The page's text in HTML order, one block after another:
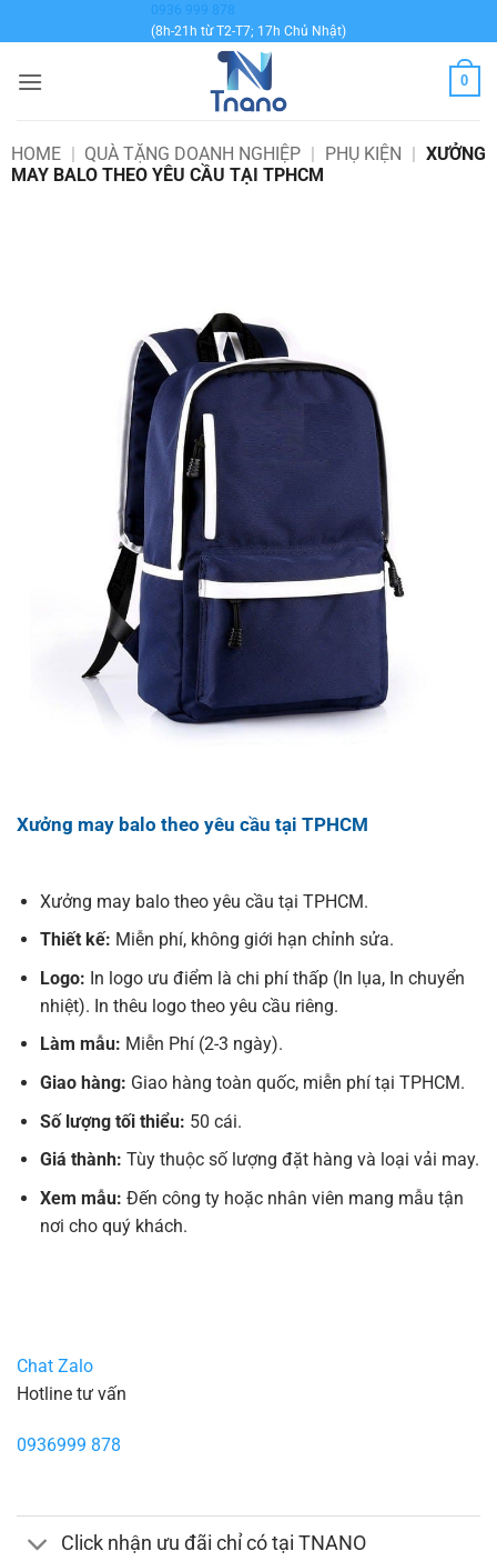
qua
dung
0936 999 878
(8h-21h từ T2-T7; 17h Chủ Nhật)
0
HOME | QUÀ TẶNG DOANH NGHIỆP | PHỤ KIỆN | XƯỞNG
MAY BALO THEO YÊU CẦU TẠI TPHCM
Xưởng may balo theo yêu cầu tại TPHCM
Xưởng may balo theo yêu cầu tại TPHCM.
Thiết kế: Miễn phí, không giới hạn chỉnh sửa.
Logo: In logo ưu điểm là chi phí thấp (In lụa, In chuyển
nhiệt). In thêu logo theo yêu cầu riêng.
Làm mẫu: Miễn Phí (2-3 ngày).
Giao hàng: Giao hàng toàn quốc, miễn phí tại TPHCM.
Số lượng tối thiểu: 50 cái.
Giá thành: Tùy thuộc số lượng đặt hàng và loại vải may.
Xem mẫu: Đến công ty hoặc nhân viên mang mẫu tận
nơi cho quý khách.
Chat Zalo
Hotline tư vấn
0936999 878
Click nhận ưu đãi chỉ có tại TNANO